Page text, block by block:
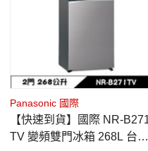
Panasonic 國際
【快速到貨】國際 NR-B271
TV 變頻雙門冰箱 268L 台南